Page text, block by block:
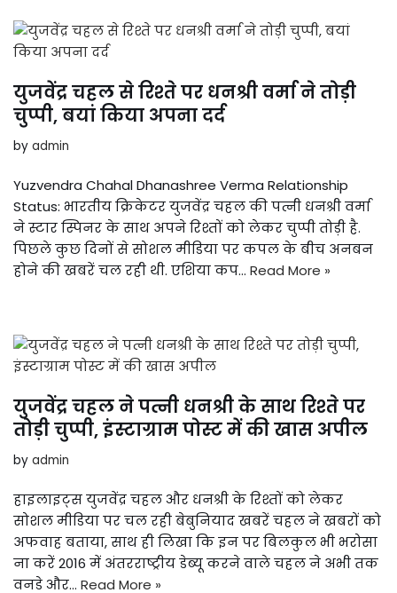
युजवेंद्र चहल से रिश्ते पर धनश्री वर्मा ने तोड़ी
चुप्पी, बयां किया अपना दर्द
by admin
Yuzvendra Chahal Dhanashree Verma Relationship
Status: भारतीय क्रिकेटर युजवेंद्र चहल की पत्नी धनश्री वर्मा
ने स्टार स्पिनर के साथ अपने रिश्तों को लेकर चुप्पी तोड़ी है.
पिछले कुछ दिनों से सोशल मीडिया पर कपल के बीच अनबन
होने की खबरें चल रही थी. एशिया कप… Read More »
युजवेंद्र चहल ने पत्नी धनश्री के साथ रिश्ते पर
तोड़ी चुप्पी, इंस्टाग्राम पोस्ट में की खास अपील
by admin
हाइलाइट्स युजवेंद्र चहल और धनश्री के रिश्तों को लेकर
सोशल मीडिया पर चल रही बेबुनियाद खबरें चहल ने खबरों को
अफवाह बताया, साथ ही लिखा कि इन पर बिलकुल भी भरोसा
ना करें 2016 में अंतरराष्ट्रीय डेब्यू करने वाले चहल ने अभी तक
वनडे और… Read More »